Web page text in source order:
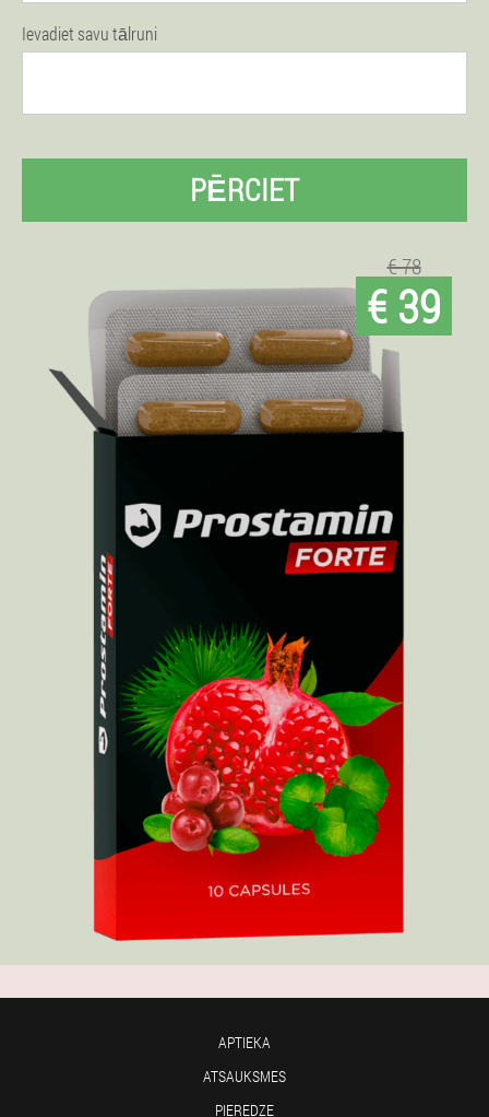
Ievadiet savu tālruni
PĒRCIET
€ 78
€ 39
APTIEKA
ATSAUKSMES
PIEREDZE